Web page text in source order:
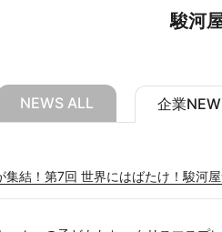
駿河
NEWS ALL 企業
集結！第7回 世界にはばたけ！駿河